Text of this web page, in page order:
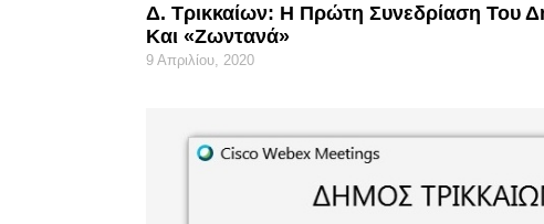
Δ. Τρικκαίων: H Πρώτη Συνεδρίαση Του
Και «ζωντανά»
9 Απριλίου, 2020